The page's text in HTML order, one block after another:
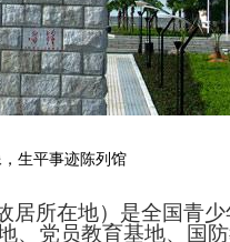
生平事迹陈列馆
所在地）是全国青少
、党员教育基地、国